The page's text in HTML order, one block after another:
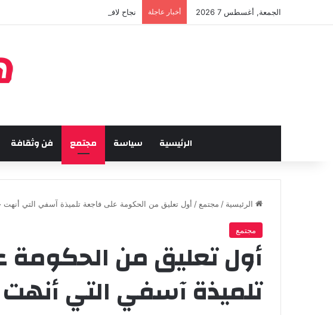
الجمعة, أغسطس 7 2026 أخبار عاجلة نجاح لافت للدورة الخامسة من مهرجان
الرئيسية سياسة مجتمع فن وثقافة
الرئيسية / مجتمع / أول تعليق من الحكومة على فاجعة تلميذة آسفي التي أنهت
مجتمع
أول تعليق من
تلميذة آسفي التي أنهت